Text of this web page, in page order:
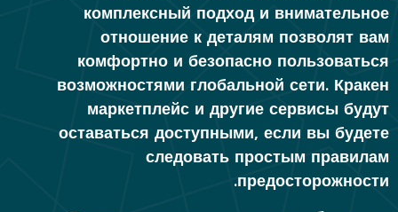
комплексный подход и внимательное
отношение к деталям позволят вам
комфортно и безопасно пользоваться
возможностями глобальной сети. Кракен
маркетплейс и другие сервисы будут
оставаться доступными, если вы будете
следовать простым правилам
предосторожности.